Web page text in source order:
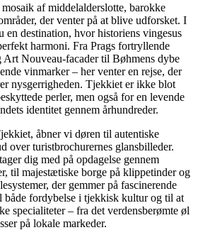
af middelalderslotte, barokke
der venter på at blive udforsket. I
en destination, hvor historiens vingesus
harmoni. Fra Prags fortryllende
Art Nouveau-facader til Bøhmens dybe
vinmarker – her venter en rejse, der
nysgerrigheden. Tjekkiet er ikke blot
perler, men også for en levende
identitet gennem århundreder.
åbner vi døren til autentiske
over turistbrochurernes glansbilleder.
dig med på opdagelse gennem
til majestætiske borge på klippetinder og
der gemmer på fascinerende
både fordybelse i tjekkisk kultur og til at
specialiteter – fra det verdensberømte øl
på lokale markeder.